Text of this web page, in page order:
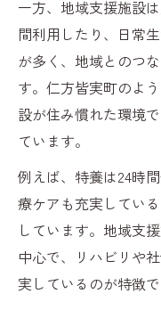
一方、地域支援施設
間利用したり、日常
が多く、地域とのつ
す。仁方皆実町のよ
設が住み慣れた環境
ています。
例えば、特養は24時
療ケアも充実してい
しています。地域支
中心で、リハビリや
実しているのが特徴で